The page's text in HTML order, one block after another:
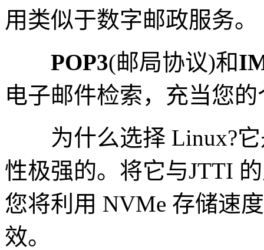
用类似于数字邮政服务。
POP3(邮局协议)和
电子邮件检索，充当您
为什么选择 Linux?它
性极强的。将它与JTTI
您将利用 NVMe 存储速
效。